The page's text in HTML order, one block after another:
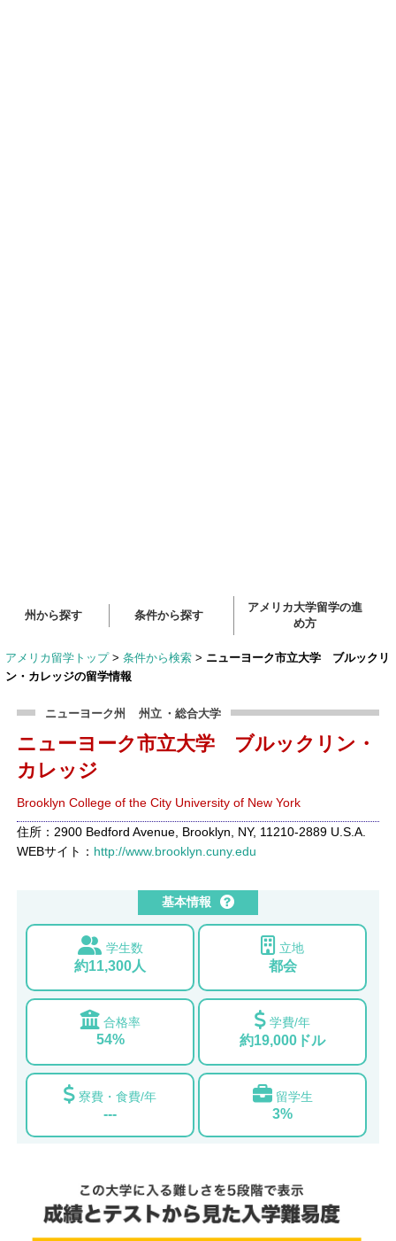
州から探す 条件から探す
アメリカ大学留学の進
め方
アメリカ留学トップ > 条件から検索 > ニューヨーク市立大学 ブルックリ
ン・カレッジの留学情報
ニューヨーク州 州立 ・総合大学
ニューヨーク市立大学 ブルックリン・
カレッジ
Brooklyn College of the City University of New York
住所：2900 Bedford Avenue, Brooklyn, NY, 11210-2889 U.S.A.
WEBサイト： http://www.brooklyn.cuny.edu
基本情報
学生数
約11,300人
立地
都会
合格率
54%
学費/年
約19,000ドル
寮費・食費/年
---
留学生
3%